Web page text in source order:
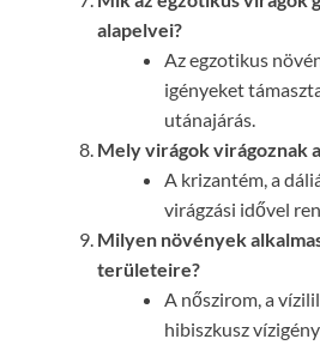
alapelvei?
Az egzotikus
igényeket
utánajárás.
Mely virágok virágoznak
A krizantém, a
virágzási idővel
Milyen növények
területeire?
A nőszirom, a
hibiszkusz